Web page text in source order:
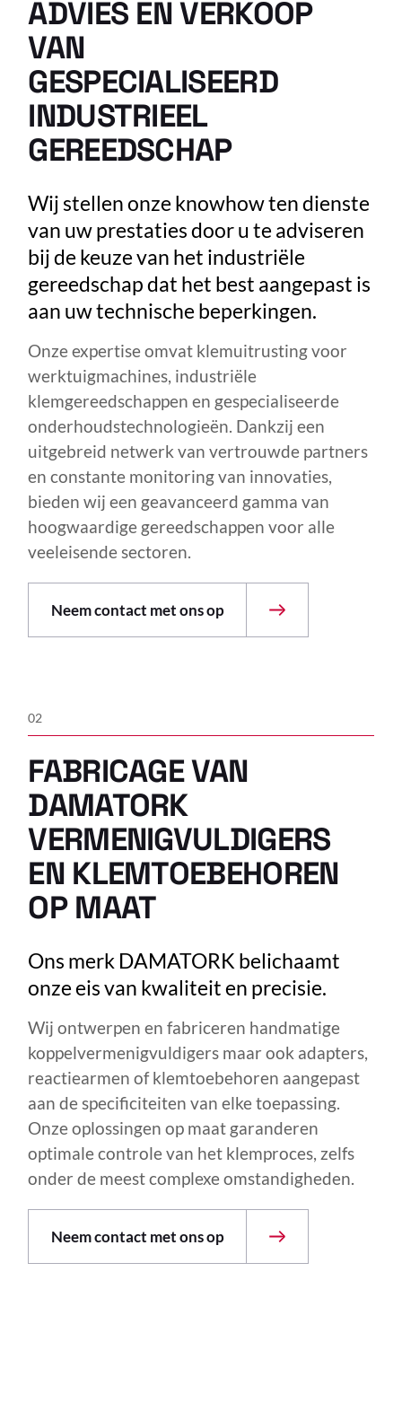
ADVIES EN VERKOOP
VAN
GESPECIALISEERD
INDUSTRIEEL
GEREEDSCHAP
Wij stellen onze knowhow ten dienste
van uw prestaties door u te adviseren
bij de keuze van het industriële
gereedschap dat het best aangepast is
aan uw technische beperkingen.
Onze expertise omvat klemuitrusting voor
werktuigmachines, industriële
klemgereedschappen en gespecialiseerde
onderhoudstechnologieën. Dankzij een
uitgebreid netwerk van vertrouwde partners
en constante monitoring van innovaties,
bieden wij een geavanceerd gamma van
hoogwaardige gereedschappen voor alle
veeleisende sectoren.
Neem contact met ons op
02
FABRICAGE VAN
DAMATORK
VERMENIGVULDIGERS
EN KLEMTOEBEHOREN
OP MAAT
Ons merk DAMATORK belichaamt
onze eis van kwaliteit en precisie.
Wij ontwerpen en fabriceren handmatige
koppelvermenigvuldigers maar ook adapters,
reactiearmen of klemtoebehoren aangepast
aan de specificiteiten van elke toepassing.
Onze oplossingen op maat garanderen
optimale controle van het klemproces, zelfs
onder de meest complexe omstandigheden.
Neem contact met ons op